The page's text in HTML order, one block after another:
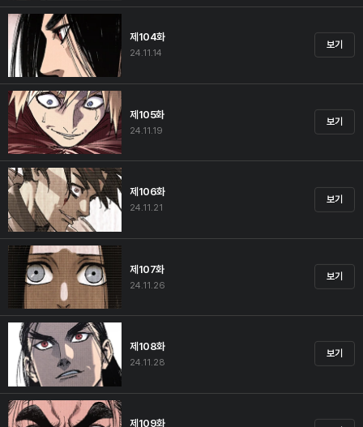
제104화
24.11.14
보기
제105화
24.11.19
보기
제106화
24.11.21
보기
제107화
24.11.26
보기
제108화
24.11.28
보기
제109화